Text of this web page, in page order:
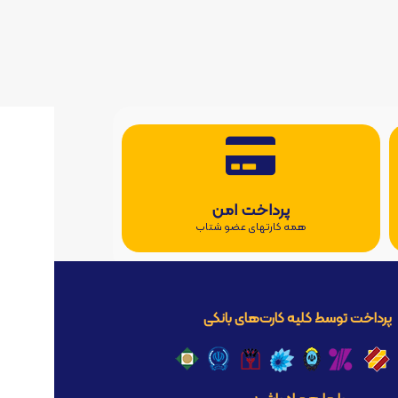
پرداخت امن
همه کارتهای عضو شتاب
پرداخت توسط کلیه کارت‌های بانکی